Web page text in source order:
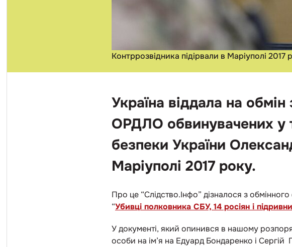
Контррозвідника підірвали в Маріуполі 2017
Україна віддала на
ОРДЛО обвинувачених у
безпеки України
Маріуполі 2017 року.
Про це “Слідство.Інфо” дізналося з
“Убивці полковника СБУ, 14 росіян і
У документі, який опинився в нашому
особи на ім’я на Едуард Бондаренко і